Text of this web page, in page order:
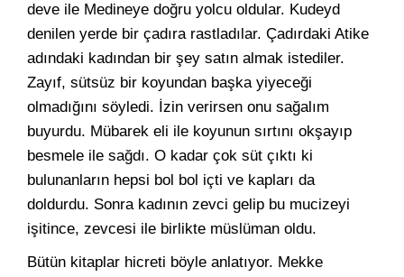
deve ile Medineye doğru yolcu oldular. Kudeyd
denilen yerde bir çadıra rastladılar. Çadırdaki Atike
adındaki kadından bir şey satın almak istediler.
Zayıf, sütsüz bir koyundan başka yiyeceği
olmadığını söyledi. İzin verirsen onu sağalım
buyurdu. Mübarek eli ile koyunun sırtını okşayıp
besmele ile sağdı. O kadar çok süt çıktı ki
bulunanların hepsi bol bol içti ve kapları da
doldurdu. Sonra kadının zevci gelip bu mucizeyi
işitince, zevcesi ile birlikte müslüman oldu.
Bütün kitaplar hicreti böyle anlatıyor. Mekke